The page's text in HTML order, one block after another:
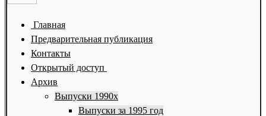
Главная
Предварительная публикация
Контакты
Открытый доступ
Архив
Выпуски 1990х
Выпуски за 1995 год